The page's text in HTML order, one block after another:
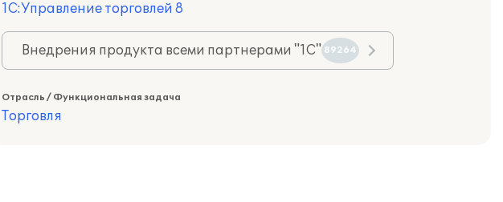
1С:Управление торговлей 8
Внедрения продукта всеми партнерами "1С" 89264
Отрасль / Функциональная задача
Торговля